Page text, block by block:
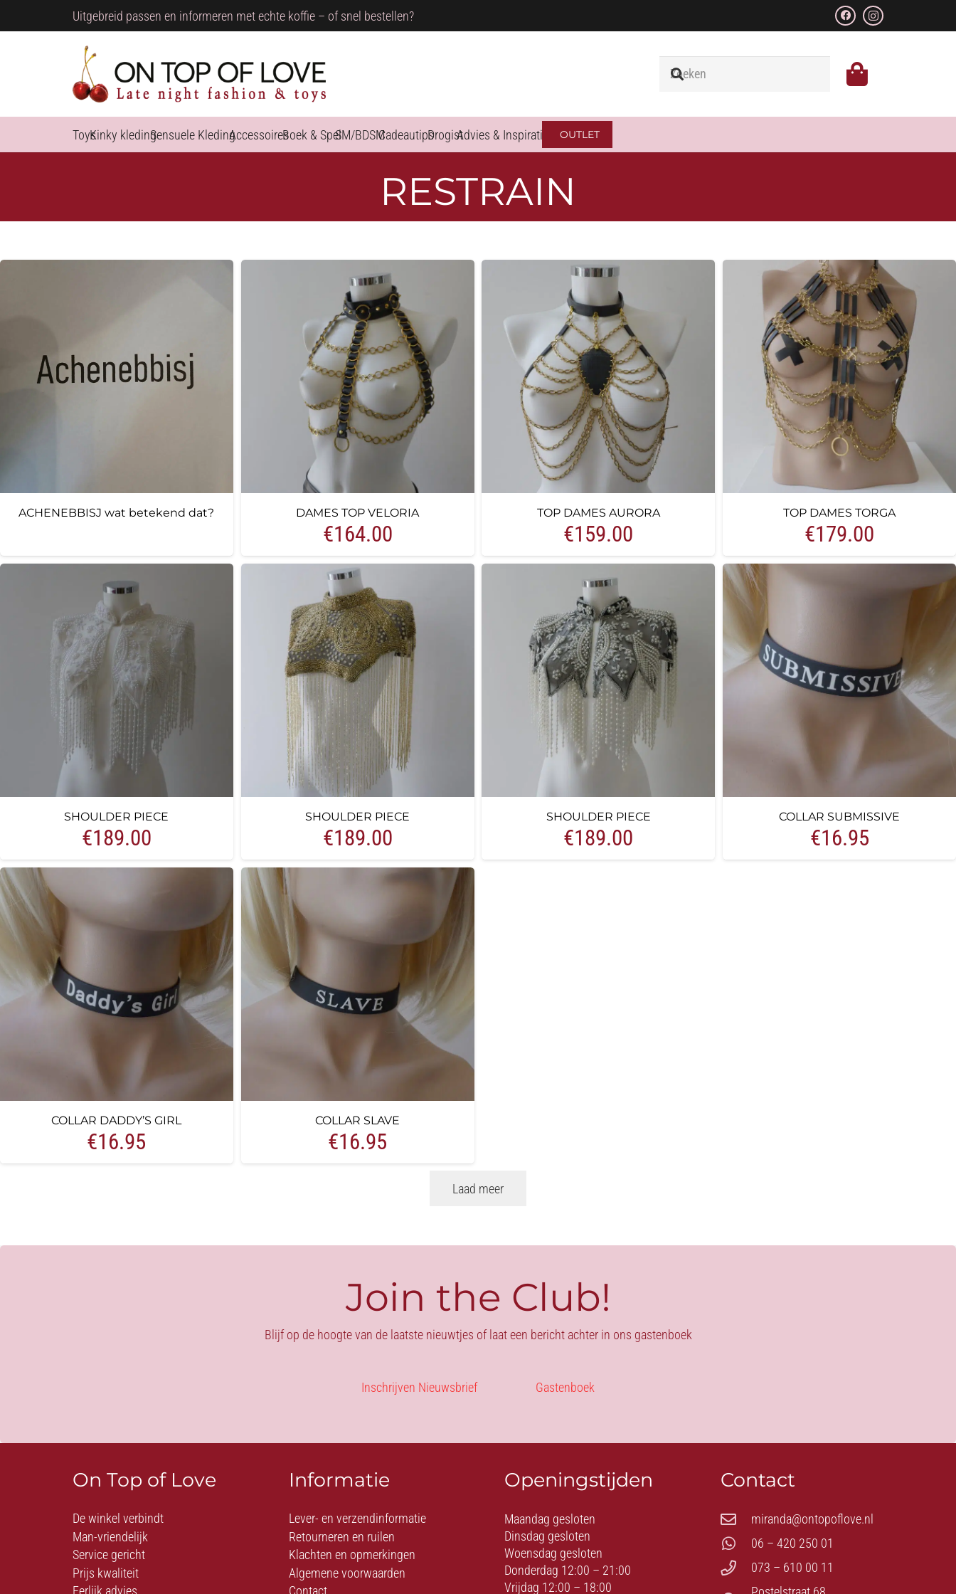
Uitgebreid passen en informeren met echte koffie – of snel bestellen?
ToysKinky kledingSensuele KledingAccessoiresBoek & SpelSM/BDSMCadeautipsDrogistAdvies & Inspiratie OUTLET
RESTRAIN
ACHENEBBISJ wat betekend dat? DAMES TOP VELORIA
€164.00
TOP DAMES AURORA
€159.00
TOP DAMES TORGA
€179.00
SHOULDER PIECE
€189.00
SHOULDER PIECE
€189.00
SHOULDER PIECE
€189.00
COLLAR SUBMISSIVE
€16.95
COLLAR DADDY’S GIRL
€16.95
COLLAR SLAVE
€16.95
Laad meer
Join the Club!
Blijf op de hoogte van de laatste nieuwtjes of laat een bericht achter in ons gastenboek
Inschrijven Nieuwsbrief Gastenboek
On Top of Love
De winkel verbindt
Man-vriendelijk
Service gericht
Prijs kwaliteit
Informatie
Lever- en verzendinformatie
Retourneren en ruilen
Klachten en opmerkingen
Algemene voorwaarden
Openingstijden
Maandag gesloten
Dinsdag gesloten
Woensdag gesloten
Donderdag 12:00 – 21:00
Vrijdag 12:00 – 18:00
Contact
miranda@ontopoflove.nl
06 – 420 250 01
073 – 610 00 11